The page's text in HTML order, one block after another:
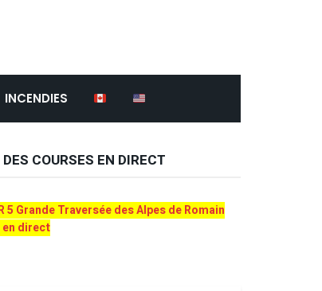
INCENDIES
COURSES EN DIRECT
5 Grande Traversée des Alpes de Romain
en direct